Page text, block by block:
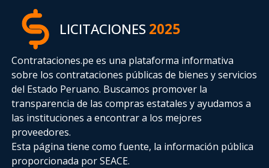
LICITACIONES2025
Contrataciones.pe es una plataforma informativa
sobre los contrataciones públicas de bienes y servicios
del Estado Peruano. Buscamos promover la
transparencia de las compras estatalesy ayudamos a
las instituciones a encontrar a los mejores
proveedores.
Esta página tiene como fuente, la información pública
proporcionada por SEACE.